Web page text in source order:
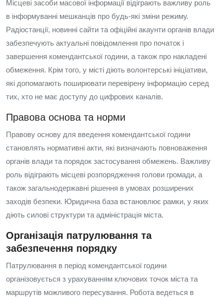
Місцеві засоби масової інформації відіграють важливу роль
в інформуванні мешканців про будь-які зміни режиму.
Радіостанції, новинні сайти та офіційні акаунти органів влади
забезпечують актуальні повідомлення про початок і
завершення комендантської години, а також про накладені
обмеження. Крім того, у місті діють волонтерські ініціативи,
які допомагають поширювати перевірену інформацію серед
тих, хто не має доступу до цифрових каналів.
Правова основа та норми
Правову основу для введення комендантської години
становлять нормативні акти, які визначають повноваження
органів влади та порядок застосування обмежень. Важливу
роль відіграють місцеві розпорядження голови громади, а
також загальнодержавні рішення в умовах розширених
заходів безпеки. Юридична база встановлює рамки, у яких
діють силові структури та адміністрація міста.
Організація патрулювання та
забезпечення порядку
Патрулювання в період комендантської години
організовується з урахуванням ключових точок міста та
маршрутів можливого пересування. Робота ведеться в